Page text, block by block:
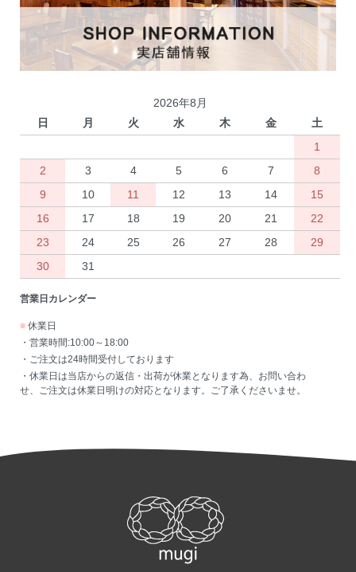
2026年8月
日
月 火 水 木 金
土
1
2
3 4 5 6 7
8
9
10 11 12 13 14
15
16
17 18 19 20 21
22
23
24 25 26 27 28
29
30
31
営業日カレンダー
■ 休業日
・営業時間:10:00～18:00
・ご注文は24時間受付しております
・休業日は当店からの返信・出荷が休業となります為、お問い合わ
せ、ご注文は休業日明けの対応となります。ご了承くださいませ。